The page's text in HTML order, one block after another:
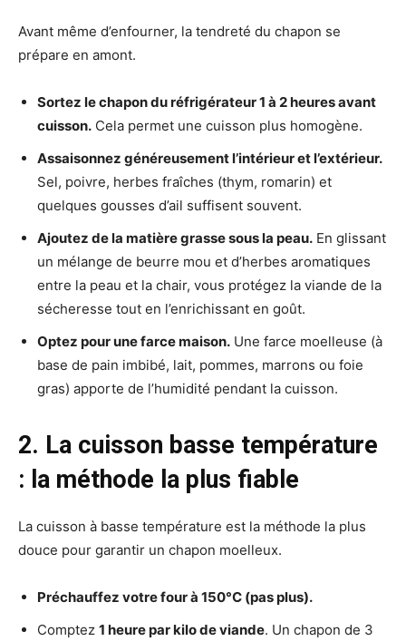
Avant même d’enfourner, la tendreté du chapon se
prépare en amont.
Sortez le chapon du réfrigérateur 1 à 2 heures avant
cuisson. Cela permet une cuisson plus homogène.
Assaisonnez généreusement l’intérieur et l’extérieur.
Sel, poivre, herbes fraîches (thym, romarin) et
quelques gousses d’ail suffisent souvent.
Ajoutez de la matière grasse sous la peau. En glissant
un mélange de beurre mou et d’herbes aromatiques
entre la peau et la chair, vous protégez la viande de la
sécheresse tout en l’enrichissant en goût.
Optez pour une farce maison. Une farce moelleuse (à
base de pain imbibé, lait, pommes, marrons ou foie
gras) apporte de l’humidité pendant la cuisson.
2. La cuisson basse température
: la méthode la plus fiable
La cuisson à basse température est la méthode la plus
douce pour garantir un chapon moelleux.
Préchauffez votre four à 150°C (pas plus).
Comptez 1 heure par kilo de viande. Un chapon de 3